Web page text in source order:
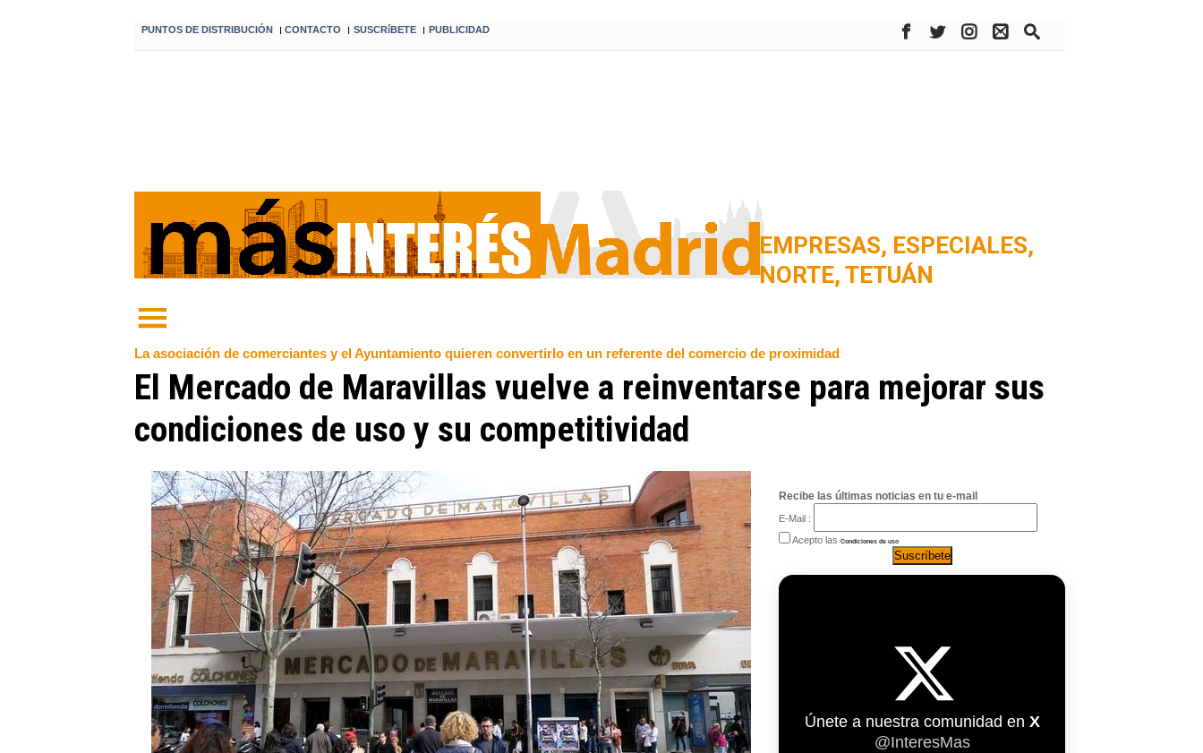
PUNTOS DE DISTRIBUCIÓN I CONTACTO I SUSCRíBETE I PUBLICIDAD
EMPRESAS, ESPECIALES,
NORTE, TETUÁN
La asociación de comerciantes y el Ayuntamiento quieren convertirlo en un referente del comercio de proximidad
El Mercado de Maravillas vuelve a reinventarse para mejorar sus
condiciones de uso y su competitividad
Recibe las últimas noticias en tu e-mail
E-Mail :
Acepto las Condiciones de uso
Únete a nuestra comunidad en X
@InteresMas